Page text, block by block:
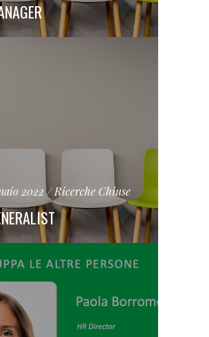
2022 Ricerche Chiuse